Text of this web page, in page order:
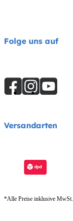
Folge uns auf
Versandarten
*Alle Preise inklusive MwSt.